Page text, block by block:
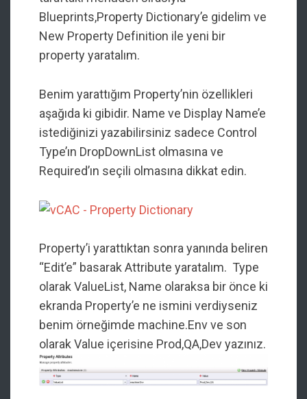
Blueprints,Property Dictionary’e gidelim ve
New Property Definition ile yeni bir
property yaratalım.
Benim yarattığım Property’nin özellikleri
aşağıda ki gibidir. Name ve Display Name’e
istediğinizi yazabilirsiniz sadece Control
Type’ın DropDownList olmasına ve
Required’ın seçili olmasına dikkat edin.
Property’i yarattıktan sonra yanında beliren
“Edit’e” basarak Attribute yaratalım. Type
olarak ValueList, Name olaraksa bir önce ki
ekranda Property’e ne ismini verdiyseniz
benim örneğimde machine.Env ve son
olarak Value içerisine Prod,QA,Dev yazınız.